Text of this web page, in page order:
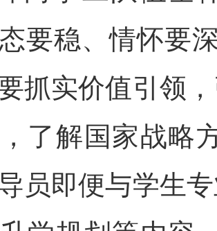
要稳、情怀要
抓实价值引领
了解国家战略
员即便与学生